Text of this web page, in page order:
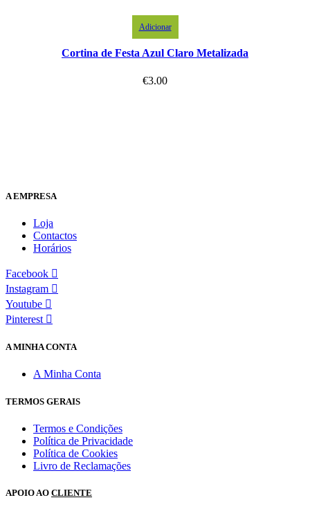
Adicionar
Cortina de Festa Azul Claro Metalizada
€3.00
A EMPRESA
Loja
Contactos
Horários
Facebook
Instagram
Youtube
Pinterest
A MINHA CONTA
A Minha Conta
TERMOS GERAIS
Termos e Condições
Política de Privacidade
Política de Cookies
Livro de Reclamações
APOIO AO CLIENTE